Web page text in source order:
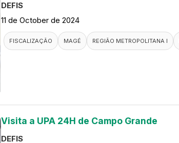
DEFIS
11 de October de 2024
FISCALIZAÇÃO MAGÉ REGIÃO METROPOLITANA I
Visita a UPA 24H de Campo Grande
DEFIS